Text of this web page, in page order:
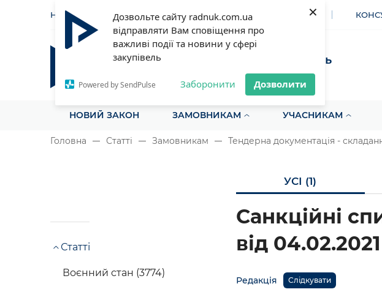
Дозвольте сайту radnuk.com.ua
відправляти Вам сповіщення про
важливі події та новини у сфері
закупівель
Powered by SendPulse Заборонити Дозволити
×
НОВИНИ СТАТТІ ІНСТРУМЕНТИ
Радник у сфері публічних закупівель
Все для закупівель на одному порталі
НОВИЙ ЗАКОН ЗАМОВНИКАМ УЧАСНИКАМ
Головна Статті Замовникам Тендерна документація -
УСІ (1)
Статті
Воєнний стан (3774)
Санкційні
від 04.02.2021
Редакція Слідкувати